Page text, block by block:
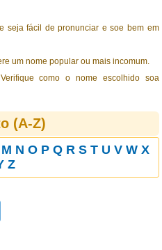
seja fácil de pronunciar e soe bem em
um nome popular ou mais incomum.
Verifique como o nome escolhido soa
(A-Z)
M N O P Q R S T U V W X
Z